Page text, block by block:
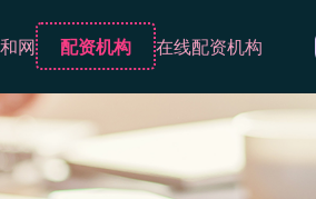
网 配资机构 在线配资机构